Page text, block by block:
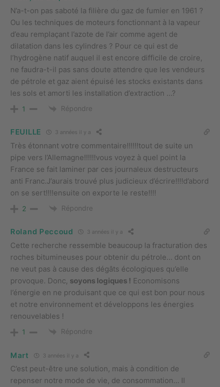
N’a-t-on pas saboté la filière du gaz de fumier en 1961 ?
Ou les techniques de moteurs fonctionnant à la vapeur
d’eau remplaçant l’azote de l’air comme agent de
dilatation dans les cylindres ? Pour ce qui est de
l’hydrogène natif auquel il est encore difficile de croire,
ne faudra-t-il pas sans doute attendre que les vendeurs
de pétrole et gaz aient épuisé les stocks existants dans
les sols et amorti les installation d’extraction …?
1 Répondre
FEUILLE 3 années il y a
Très étonnant votre commentaire!!!!!!tout de suite un
pipe vers l’Allemagne!!!!!!vous voyez à quel point la
France se fait laminer par ces journaleux destructeurs
anti Franc.J’aurais trouvé plus judicieux d’écrire!!!!d’abord
on se sert!!!!ensuite on exporte le reste!!!!
2 Répondre
Roland Peccoud 3 années il y a
Cette recherche ressemble beaucoup la fracturation des
roches bitumineuses pour obtenir du pétrole… dont on
ne veut pas à cause des dégâts écologiques qu’elle
provoque. Donc, soyons logiques ! Economisons
l’énergie en ne produisant que ce qui est bon pour nous
et notre environnement et développons les énergies
renouvelables !
1 Répondre
Mart 3 années il y a
C’est peut-être une solution, mais à condition de
repenser notre mode de vie, de consommation… Il